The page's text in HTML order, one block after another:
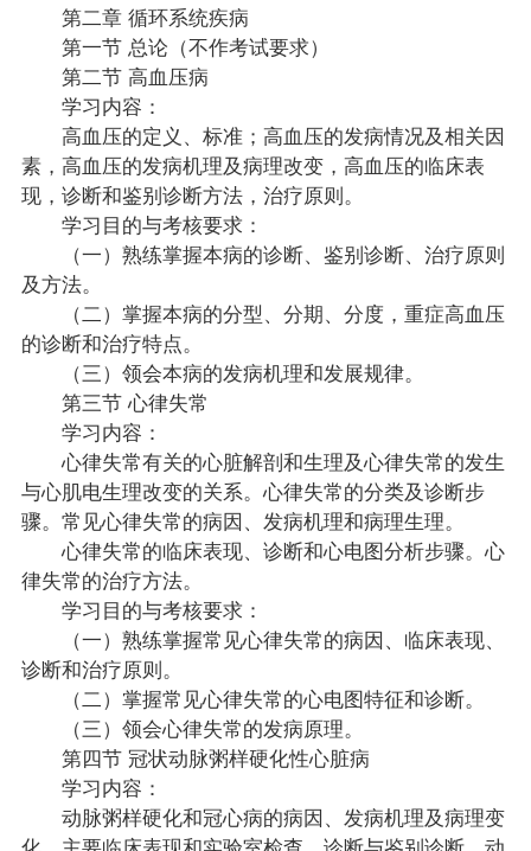
第二章 循环系统疾病
第一节 总论（不作考试要求）
第二节 高血压病
学习内容：
高血压的定义、标准；高血压的发病情况及相关因
素，高血压的发病机理及病理改变，高血压的临床表
现，诊断和鉴别诊断方法，治疗原则。
学习目的与考核要求：
（一）熟练掌握本病的诊断、鉴别诊断、治疗原则
及方法。
（二）掌握本病的分型、分期、分度，重症高血压
的诊断和治疗特点。
（三）领会本病的发病机理和发展规律。
第三节 心律失常
学习内容：
心律失常有关的心脏解剖和生理及心律失常的发生
与心肌电生理改变的关系。心律失常的分类及诊断步
骤。常见心律失常的病因、发病机理和病理生理。
心律失常的临床表现、诊断和心电图分析步骤。心
律失常的治疗方法。
学习目的与考核要求：
（一）熟练掌握常见心律失常的病因、临床表现、
诊断和治疗原则。
（二）掌握常见心律失常的心电图特征和诊断。
（三）领会心律失常的发病原理。
第四节 冠状动脉粥样硬化性心脏病
学习内容：
动脉粥样硬化和冠心病的病因、发病机理及病理变